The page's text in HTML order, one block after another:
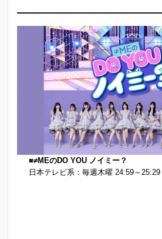
■≠MEのDO YOU ノイミー？
日本テレビ系：毎週木曜 24:59～25:29